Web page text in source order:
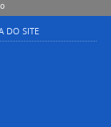
DO SITE